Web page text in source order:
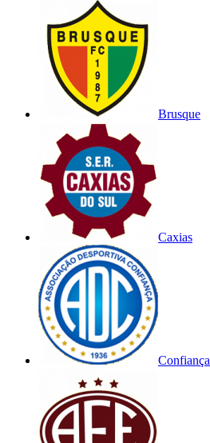
Brusque
Caxias
Confiança